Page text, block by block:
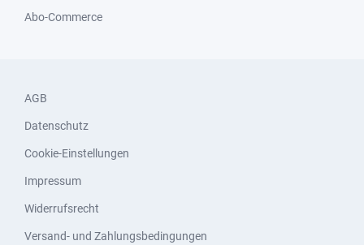
Abo-Commerce
AGB
Datenschutz
Cookie-Einstellungen
Impressum
Widerrufsrecht
Versand- und Zahlungsbedingungen